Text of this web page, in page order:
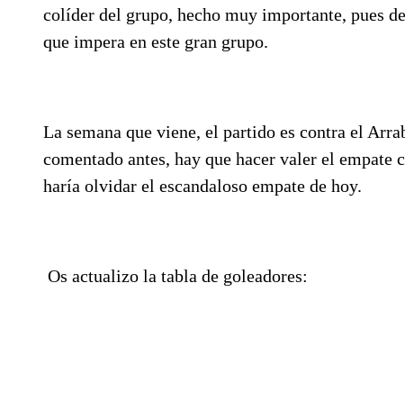
colíder del grupo, hecho muy importante, pues
que impera en este gran grupo.
La semana que viene, el partido es contra el
comentado antes, hay que hacer valer el empate
haría olvidar el escandaloso empate de hoy.
Os actualizo la tabla de goleadores: